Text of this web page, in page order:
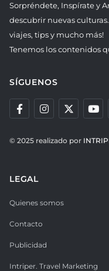
Sorpréndete, Inspírate y
descubrir nuevas
viajes, tips y mucho más!
Tenemos los contenidos
SÍGUENOS
© 2025 realizado por
LEGAL
Quienes somos
Contacto
Publicidad
Intriper. Travel Marketing